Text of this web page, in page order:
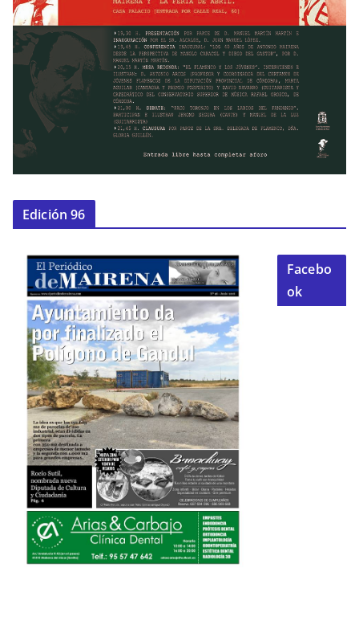
Edición 96
Facebo
ok